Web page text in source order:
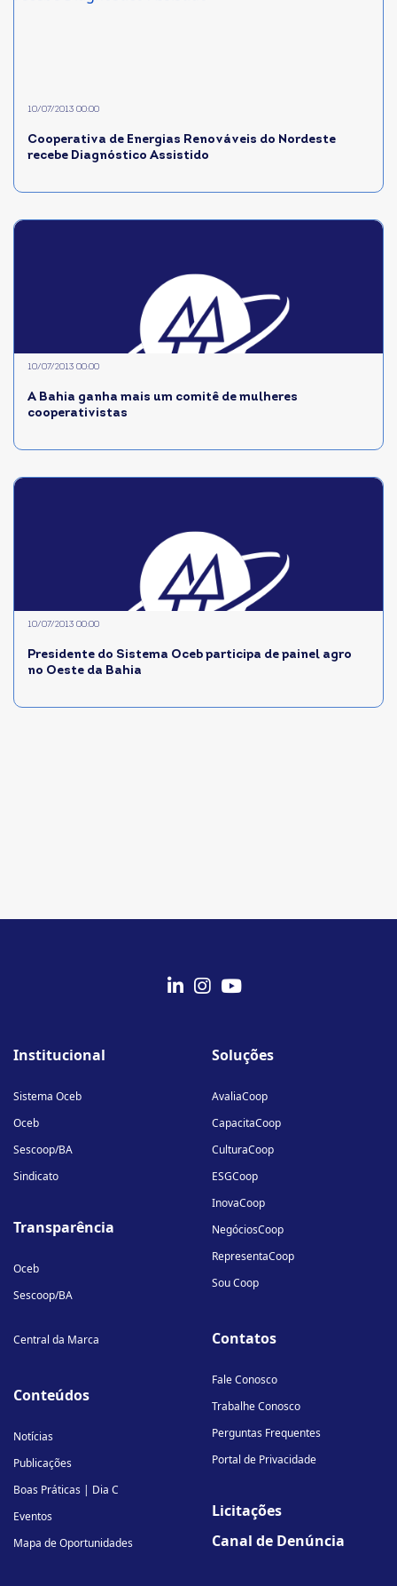
Cooperativa de Energias Renováveis do Nordeste
recebe Diagnóstico Assistido
10/07/2013 00:00
A Bahia ganha mais um comitê de mulheres
cooperativistas
10/07/2013 00:00
Presidente do Sistema Oceb participa de painel agro
no Oeste da Bahia
10/07/2013 00:00
linkedin-
instagram
youtube
Institucional
Sistema Oceb
Oceb
Sescoop/BA
Sindicato
Transparência
Oceb
Sescoop/BA
Central da Marca
Conteúdos
Notícias
Publicações
Boas Práticas | Dia C
Eventos
Mapa de Oportunidades
Soluções
AvaliaCoop
CapacitaCoop
CulturaCoop
ESGCoop
InovaCoop
NegóciosCoop
RepresentaCoop
Sou Coop
Contatos
Fale Conosco
Trabalhe Conosco
Perguntas Frequentes
Portal de Privacidade
Licitações
Canal de Denúncia